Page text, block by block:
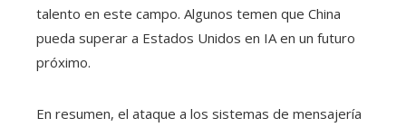
talento en este campo. Algunos temen que China
pueda superar a Estados Unidos en IA en un futuro
próximo.
En resumen, el ataque a los sistemas de mensajería